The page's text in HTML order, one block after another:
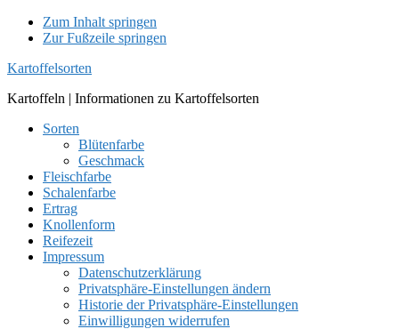
Zum Inhalt springen
Zur Fußzeile springen
Kartoffelsorten
Kartoffeln | Informationen zu Kartoffelsorten
Sorten
Blütenfarbe
Geschmack
Fleischfarbe
Schalenfarbe
Ertrag
Knollenform
Reifezeit
Impressum
Datenschutzerklärung
Privatsphäre-Einstellungen ändern
Historie der Privatsphäre-Einstellungen
Einwilligungen widerrufen